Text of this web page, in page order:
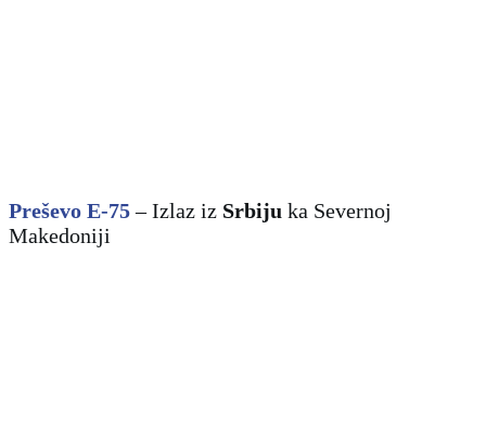
Preševo E-75 – Izlaz iz Srbiju ka Severnoj
Makedoniji